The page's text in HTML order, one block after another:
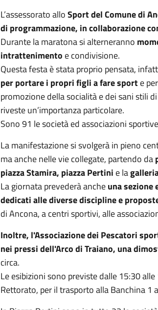
L’assessorato alloSport del Comune di
di programmazione, in collaborazione
Durante la maratona si alterneranno
intrattenimento e condivisione.
Questa festa è stata proprio pensata,
per portare i propri figli a fare sporte
promozione della socialità e dei sani stili
riveste un’importanza particolare.
Sono 91 le società ed associazioni
La manifestazione si svolgerà in pieno
ma anche nelle vie collegate, partendo da
piazza Stamira, piazza Pertini e la
La giornata prevederà ancheuna
dedicati alle diverse discipline e
di Ancona, a centri sportivi, alle
Inoltre, l'Associazione dei Pescatori
nei pressi dell'Arco di Traiano, una
circa.
Le esibizioni sono previste dalle 15:30
Rettorato, per il trasporto alla Banchina 1